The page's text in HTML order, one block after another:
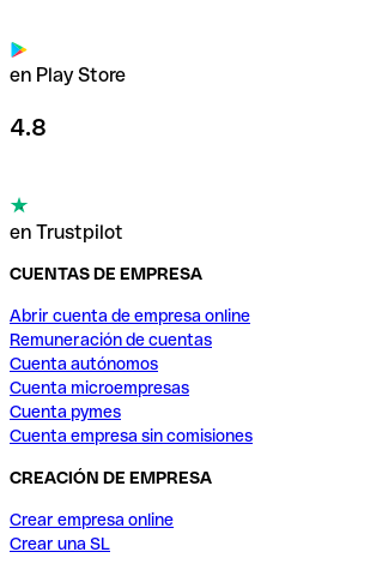
en Play Store
4.8
en Trustpilot
CUENTAS DE EMPRESA
Abrir cuenta de empresa online
Remuneración de cuentas
Cuenta autónomos
Cuenta microempresas
Cuenta pymes
Cuenta empresa sin comisiones
CREACIÓN DE EMPRESA
Crear empresa online
Crear una SL